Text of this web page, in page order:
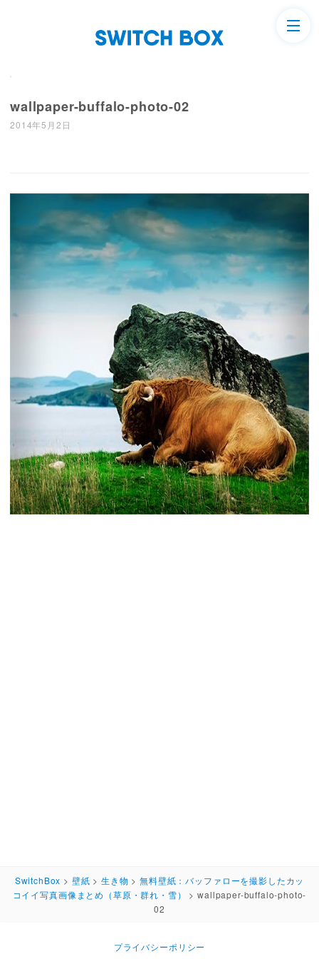
wallpaper-buffalo-photo-02
2014年5月2日
SwitchBox > 壁紙 >生き物 >無料壁紙：バッファローを撮影したカッ
コイイ写真画像まとめ（草原・群れ・雪）
>wallpaper-buffalo-photo-
02
プライバシーポリシー